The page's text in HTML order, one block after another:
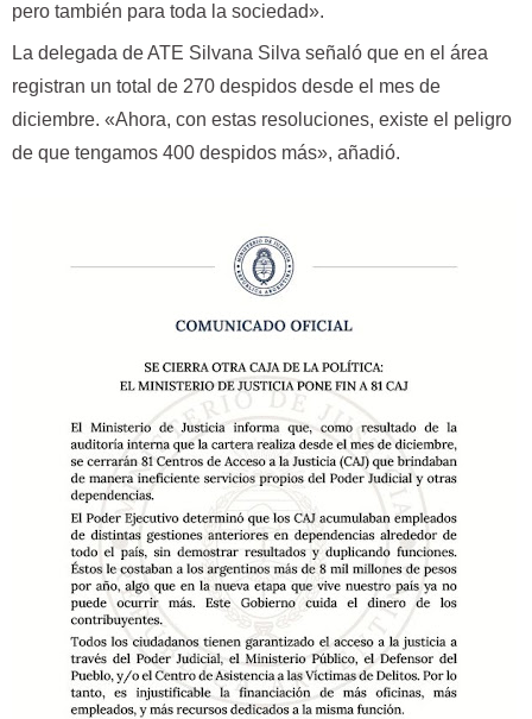
pero también para toda la sociedad».
La delegada de ATE Silvana Silva señaló que en el área
registran un total de 270 despidos desde el mes de
diciembre. «Ahora, con estas resoluciones, existe el peligro
de que tengamos 400 despidos más», añadió.